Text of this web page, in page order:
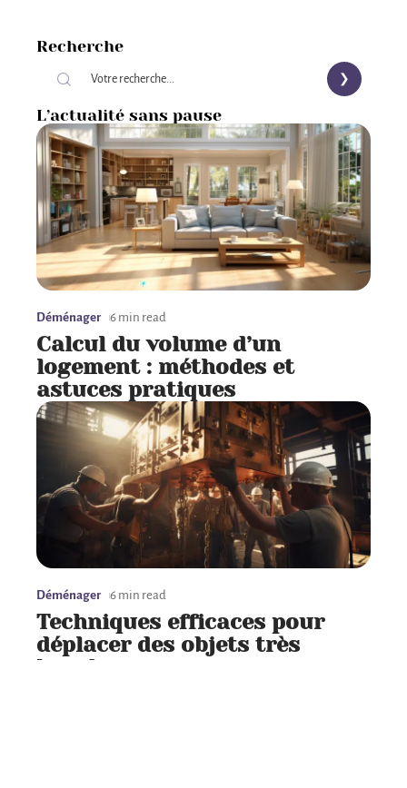
Recherche
L’actualité sans pause
Déménager 6 min read
Calcul du volume d’un
logement : méthodes et
astuces pratiques
Déménager 6 min read
Techniques efficaces pour
déplacer des objets très
lourds